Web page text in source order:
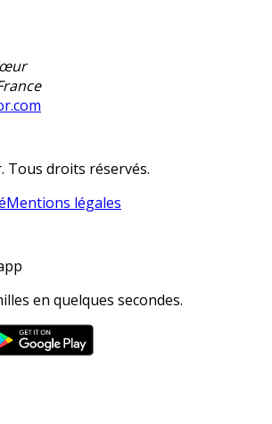
Tous droits réservés.
Mentions légales
en quelques secondes.